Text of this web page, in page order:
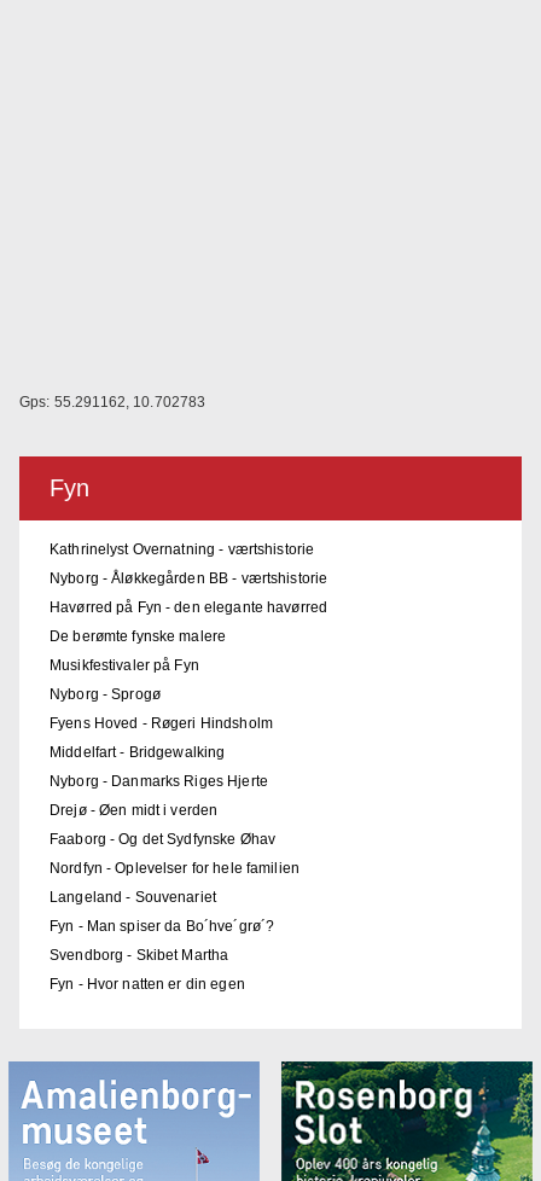
Gps: 55.291162, 10.702783
Fyn
Kathrinelyst Overnatning - værtshistorie
Nyborg - Åløkkegården BB - værtshistorie
Havørred på Fyn - den elegante havørred
De berømte fynske malere
Musikfestivaler på Fyn
Nyborg - Sprogø
Fyens Hoved - Røgeri Hindsholm
Middelfart - Bridgewalking
Nyborg - Danmarks Riges Hjerte
Drejø - Øen midt i verden
Faaborg - Og det Sydfynske Øhav
Nordfyn - Oplevelser for hele familien
Langeland - Souvenariet
Fyn - Man spiser da Bo´hve´grø´?
Svendborg - Skibet Martha
Fyn - Hvor natten er din egen